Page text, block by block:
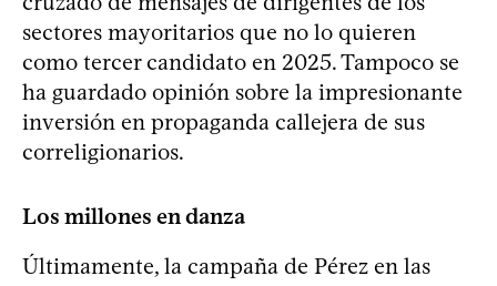
sectores mayoritarios que no lo quieren
como tercer candidato en 2025. Tampoco se
ha guardado opinión sobre la impresionante
inversión en propaganda callejera de sus
correligionarios.
Los millones en danza
Últimamente, la campaña de Pérez en las